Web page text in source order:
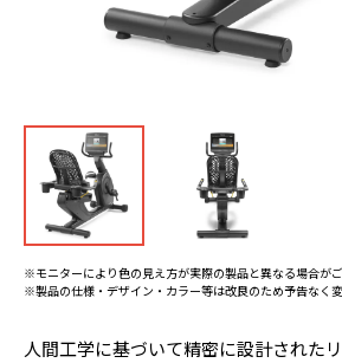
※モニターにより色の見え方が実際の製品と異なる場合がご
※製品の仕様・デザイン・カラー等は改良のため予告なく
人間工学に基づいて精密に設計された